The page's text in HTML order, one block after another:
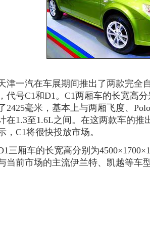
一汽在车展期间推出了两款完全
代号C1和D1。C1两厢车的长宽高
2425毫米，基本上与两厢飞度、
在1.3至1.6L之间。在这两款车的推
，C1将很快投放市场。
厢车的长宽高分别为
当前市场的主流伊兰特、凯越等车